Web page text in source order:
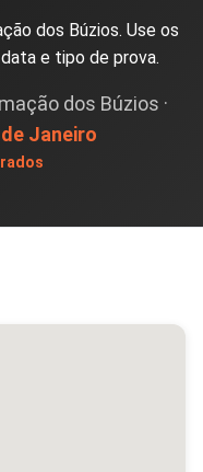
dos Búzios. Use os
e tipo de prova.
dos Búzios ·
Janeiro